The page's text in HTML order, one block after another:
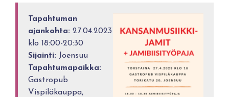
Tapahtuman
ajankohta: 27.04.2023
klo 18:00-20:30
Sijainti: Joensuu
Tapahtumapaikka:
Gastropub
Vispiläkauppa,